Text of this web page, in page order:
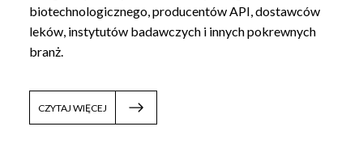
biotechnologicznego, producentów API, dostawców
leków, instytutów badawczych i innych pokrewnych
branż.
CZYTAJ WIĘCEJ